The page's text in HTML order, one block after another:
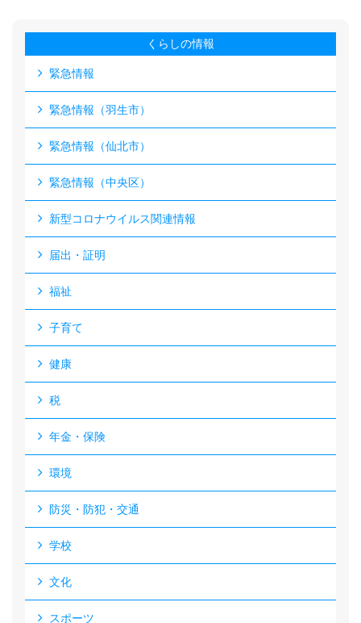
くらしの情報
緊急情報
緊急情報（羽生市）
緊急情報（仙北市）
緊急情報（中央区）
新型コロナウイルス関連情報
届出・証明
福祉
子育て
健康
税
年金・保険
環境
防災・防犯・交通
学校
文化
スポーツ